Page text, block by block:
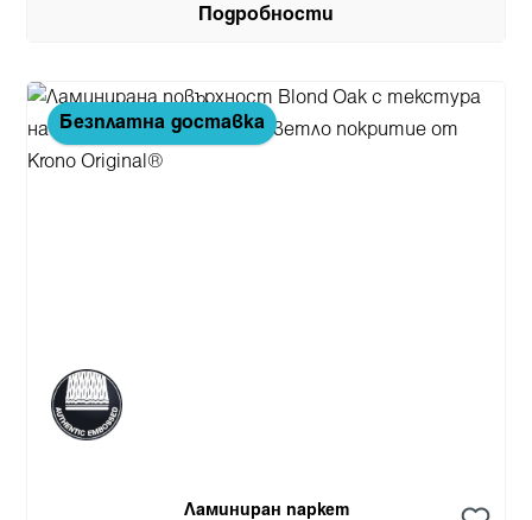
Подробности
Безплатна доставка
Ламиниран паркет